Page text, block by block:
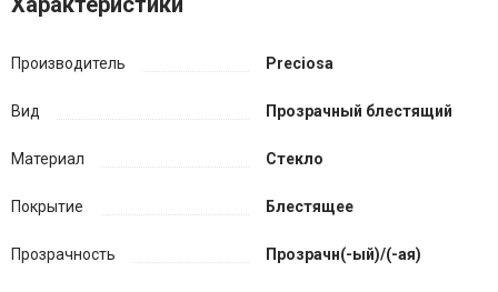
Производитель Preciosa
Вид Прозрачный блестящий
Материал Стекло
Покрытие Блестящее
Прозрачность Прозрачн(-ый)/(-ая)